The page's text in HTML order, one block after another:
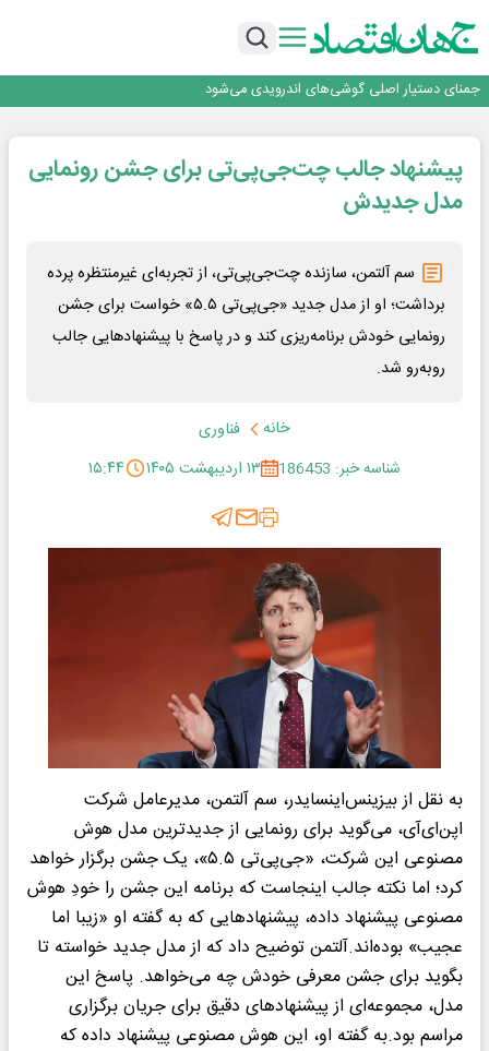
ایران، شریک راهبردی اتحادیه اقتصادی اوراسیا در مسیر توسعه تجارت و همگرایی
جمنای دستیار اصلی گوشی‌های اندرویدی می‌شود
برگزاری آیین نکوداشت فعالان مواکب مرز شلمچه توسط شهرداری منطقه یک
ایران، شریک راهبردی اتحادیه اقتصادی اوراسیا در مسیر توسعه تجارت و همگرایی
منطقه‌ای
پیشنهاد جالب چت‌جی‌پی‌تی برای جشن رونمایی
مدل جدیدش
سم آلتمن، سازنده چت‌جی‌پی‌تی، از تجربه‌ای غیرمنتظره پرده
برداشت؛ او از مدل جدید «جی‌پی‌تی ۵.۵» خواست برای جشن
رونمایی خودش برنامه‌ریزی کند و در پاسخ با پیشنهادهایی جالب
روبه‌رو شد.
خانه
فناوری
شناسه خبر: 186453
۱۳ اردیبهشت ۱۴۰۵ ۱۵:۴۴
به نقل از بیزینس‌اینسایدر، سم آلتمن، مدیرعامل شرکت
اپن‌ای‌آی، می‌گوید برای رونمایی از جدیدترین مدل هوش
مصنوعی این شرکت، «جی‌پی‌تی ۵.۵»، یک جشن برگزار خواهد
کرد؛ اما نکته جالب اینجاست که برنامه این جشن را خودِ هوش
مصنوعی پیشنهاد داده، پیشنهادهایی که به گفته او «زیبا اما
عجیب» بوده‌اند.آلتمن توضیح داد که از مدل جدید خواسته تا
بگوید برای جشن معرفی خودش چه می‌خواهد. پاسخ این
مدل، مجموعه‌ای از پیشنهادهای دقیق برای جریان برگزاری
مراسم بود.به گفته او، این هوش مصنوعی پیشنهاد داده که